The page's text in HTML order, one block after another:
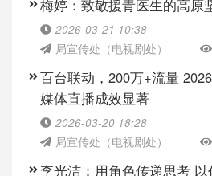
梅婷：致敬援青医生的高原
2026-03-21 10:38
局宣传处（电视剧处）
百台联动，200万+流量
媒体直播成效显著
2026-03-20 18:28
局宣传处（电视剧处）
李光洁：用角色传递思考